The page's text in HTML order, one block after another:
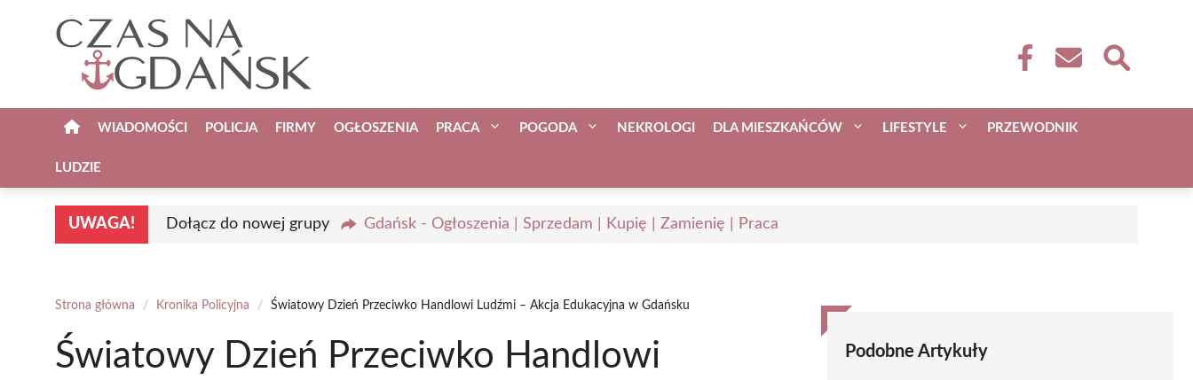
WIADOMOŚCI POLICJA FIRMY OGŁOSZENIA PRACA POGODA NEKROLOGI DLA MIESZKAŃCÓW LIFESTYLE PRZEWODNIK
LUDZIE
UWAGA! Dołącz do nowej grupy Gdańsk - Ogłoszenia | Sprzedam | Kupię | Zamienię | Praca
Strona główna / Kronika Policyjna / Światowy Dzień Przeciwko Handlowi Ludźmi – Akcja Edukacyjna w Gdańsku
Światowy Dzień Przeciwko Handlowi
Podobne Artykuły